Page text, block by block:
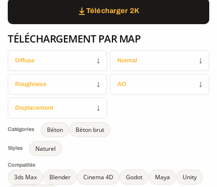
Télécharger 2K
TÉLÉCHARGEMENT PAR MAP
Diffuse ↓ Normal ↓
Roughness ↓ AO ↓
Displacement ↓
Catégories Béton Béton brut
Styles Naturel
Compatible
3ds Max Blender Cinema 4D Godot Maya
Unity